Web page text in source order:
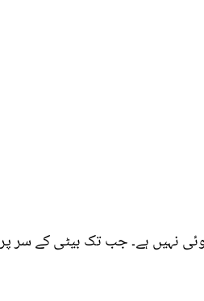
نہیں ہے۔ جب تک بیٹی کے سر